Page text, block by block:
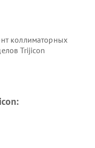
коллиматорных
Trijicon